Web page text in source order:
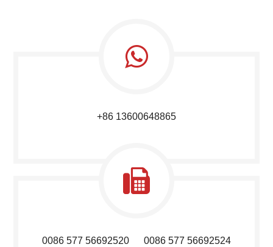
+86 13600648865
0086 577 56692520 0086 577 56692524